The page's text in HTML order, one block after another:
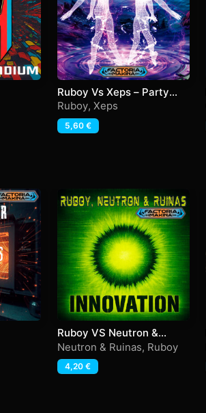
Ruboy Vs Xeps – Party
Coordinates
Ruboy,Xeps
5,60€
Ruboy VS Neutron &
Ruinas – Innovation
Neutron & Ruinas, Ruboy
4,20€